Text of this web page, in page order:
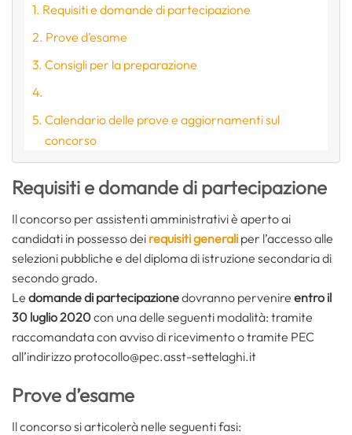
Requisiti e domande di partecipazione
Prove d’esame
Consigli per la preparazione
Calendario delle prove e aggiornamenti sul
concorso
Requisiti e domande di partecipazione
Il concorso per assistenti amministrativi è aperto ai
candidati in possesso dei requisiti generali per l’accesso alle
selezioni pubbliche e del diploma di istruzione secondaria di
secondo grado.
Le domande di partecipazionedovranno pervenire entro il
30 luglio 2020con una delle seguenti modalità: tramite
raccomandata con avviso di ricevimento o tramite PEC
all’indirizzo protocollo@pec.asst-settelaghi.it
Prove d’esame
Il concorso si articolerà nelle seguenti fasi: